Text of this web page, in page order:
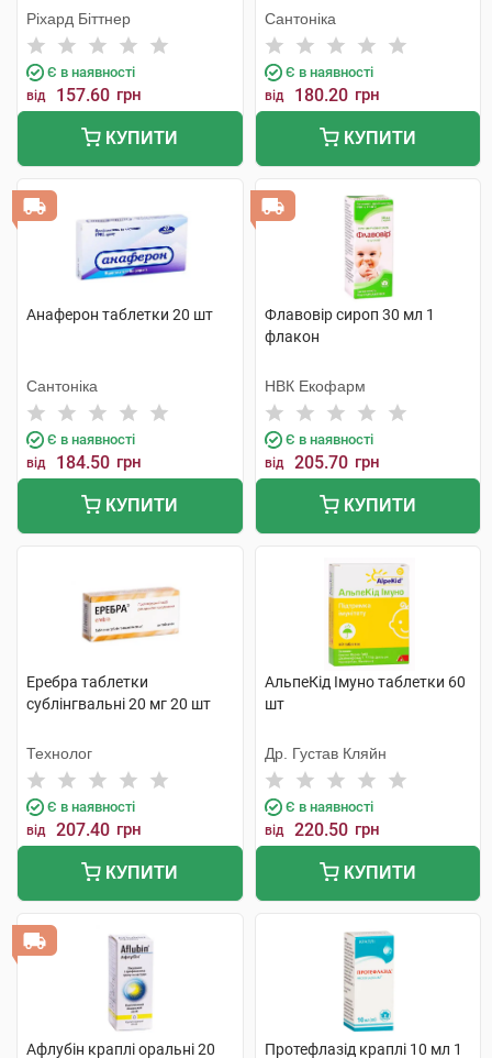
Ріхард Біттнер
Є в наявності
від 157.60 грн
КУПИТИ
Сантоніка
Є в наявності
від 180.20 грн
КУПИТИ
Анаферон таблетки 20 шт
Сантоніка
Є в наявності
від 184.50 грн
КУПИТИ
Флавовір сироп 30 мл 1
флакон
НВК Екофарм
Є в наявності
від 205.70 грн
КУПИТИ
Еребра таблетки
сублінгвальні 20 мг 20 шт
Технолог
Є в наявності
від 207.40 грн
КУПИТИ
АльпеКід Імуно таблетки 60
шт
Др. Густав Кляйн
Є в наявності
від 220.50 грн
КУПИТИ
Афлубін краплі оральні 20 Протефлазід краплі 10 мл 1